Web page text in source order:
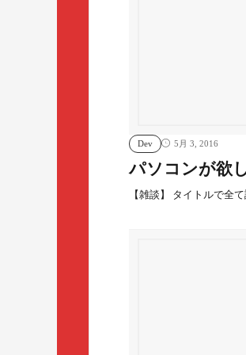
Dev 5月 3, 2016
パソコンが欲
【雑談】 タイトルで全